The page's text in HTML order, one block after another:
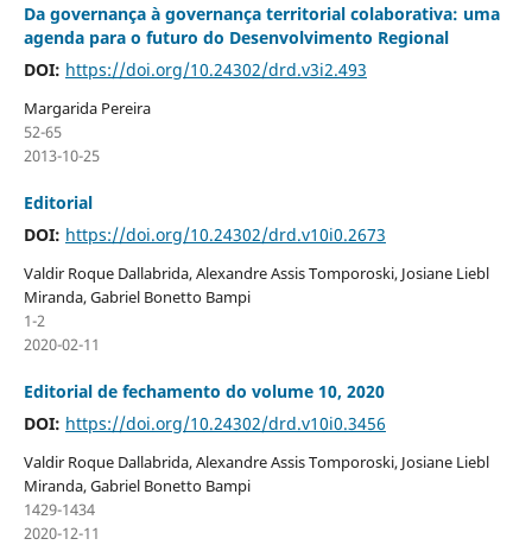
Da governança à governança territorial colaborativa: uma
agenda para o futuro do Desenvolvimento Regional
DOI: https://doi.org/10.24302/drd.v3i2.493
Margarida Pereira
52-65
2013-10-25
Editorial
DOI: https://doi.org/10.24302/drd.v10i0.2673
Valdir Roque Dallabrida, Alexandre Assis Tomporoski, Josiane Liebl
Miranda, Gabriel Bonetto Bampi
1-2
2020-02-11
Editorial de fechamento do volume 10, 2020
DOI: https://doi.org/10.24302/drd.v10i0.3456
Valdir Roque Dallabrida, Alexandre Assis Tomporoski, Josiane Liebl
Miranda, Gabriel Bonetto Bampi
1429-1434
2020-12-11